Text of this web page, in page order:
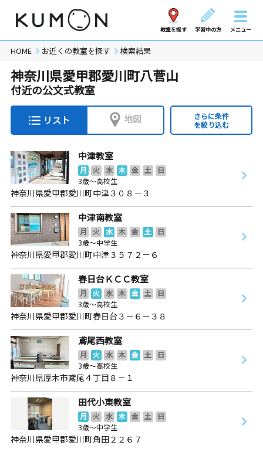
教室を探す 学習中の方 メニュー
HOME お近くの教室を探す 検索結果
神奈川県愛甲郡愛川町八菅山
付近の公文式教室
リスト 地図
さらに条件
を絞り込む
中津教室
月 火 水 木 金 土
日
3歳～高校生
神奈川県愛甲郡愛川町中津３０８－３
中津南教室
月 火 水 木 金 土
日
3歳～中学生
神奈川県愛甲郡愛川町中津３５７２－６
春日台ＫＣＣ教室
月 火 水 木 金 土
日
3歳～高校生
神奈川県愛甲郡愛川町春日台３－６－３８
鳶尾西教室
月 火 水 木 金 土
日
3歳～高校生
神奈川県厚木市鳶尾４丁目８－１
田代小東教室
月 火 水 木 金 土
日
3歳～中学生
神奈川県愛甲郡愛川町角田２２６７